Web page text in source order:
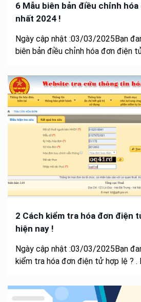
6 Mẫu biên bản điều chỉnh
nhất 2024 !
Ngày cập nhật :03/03/2025Bạn
biên bản điều chỉnh hóa đơn điện
2 Cách kiểm tra hóa đơn điện
hiện nay !
Ngày cập nhật :03/03/2025Bạn
kiểm tra hóa đơn điện tử hợp lệ ? .